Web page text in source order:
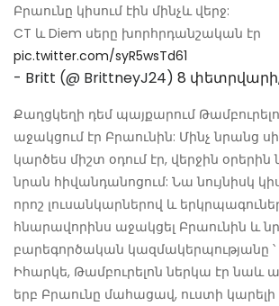
Բրաունը կիսում էին մինչև վերջ:
CT և Diem սերը խորհրդանշական էր
pic.twitter.com/syR5wsTd61
- Britt (@ BrittneyJ24) 8 փետրվարի,
Քաղցկեղի դեմ պայքարում
աջակցում էր Բրաունին: Մինչ նրանց
կարծես միշտ օդում էր, վերջին օրերին
նրան հիվանդանոցում: Նա նույնիսկ
որոշ լուսանկարներով և
հնարավորինս աջակցել Բրաունին և
բարեգործական կազմակերպությանը ՝
Իհարկե, Թամբուրելոն ներկա էր նաև
երբ Բրաունը մահացավ, ուստի